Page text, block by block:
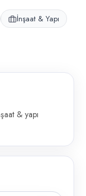
İnşaat & Yapı
& yapı